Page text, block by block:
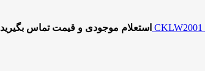
استعلام موجودی و قیمت تماس بگیرید